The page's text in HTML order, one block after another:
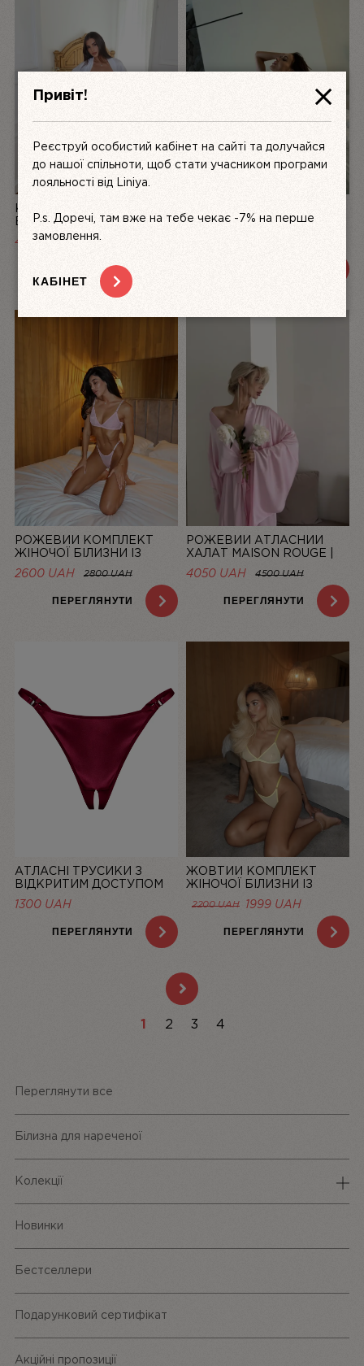
КОМПЛЕКТ ЖІНОЧОЇ
БІЛИЗНИ З АТЛАСУ ТА
МЕРЕЖИВА LA PERLE,
4999 UAH
ПЕРЕГЛЯНУТИ
ЖІНОЧОЇ БІЛИЗНИ З
РОЖЕВИЙ КОМПЛЕКТ
ЖІНОЧОЇ БІЛИЗНИ ІЗ
СІТОЧКИ BASIC PINK |
LINIYA
2600 UAH 2800 UAH
ПЕРЕГЛЯНУТИ
РОЖЕВИЙ АТЛАСНИЙ
ХАЛАТ MAISON ROUGE |
LINIYA
4050 UAH 4500 UAH
ПЕРЕГЛЯНУТИ
АТЛАСНІ ТРУСИКИ З
ВІДКРИТИМ ДОСТУПОМ
MISTIC, БОРДОВІ | LINIYA
1300 UAH
ПЕРЕГЛЯНУТИ
ЖОВТИЙ КОМПЛЕКТ
ЖІНОЧОЇ БІЛИЗНИ ІЗ
СІТОЧКИ BASIC LEMON |
LINIYA
2200UAH 1999 UAH
ПЕРЕГЛЯНУТИ
1 2 3 4
Переглянути все
Білизна для нареченої
Колекції
Одяг та аксесуари
Новинки
Бестселлери
Подарунковий сертифікат
Акційні пропозиції
Привіт!
Реєструй особистий кабінет на сайті та долучайся
до нашої спільноти, щоб стати учасником програми
лояльності від Liniya.
P.s. Доречі, там вже на тебе чекає -7% на перше
замовлення.
КАБІНЕТ